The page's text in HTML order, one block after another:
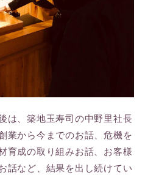
は、築地玉寿司の中野里社長
業から今までのお話、危機を
育成の取り組みお話、お客様
話など、結果を出し続けてい